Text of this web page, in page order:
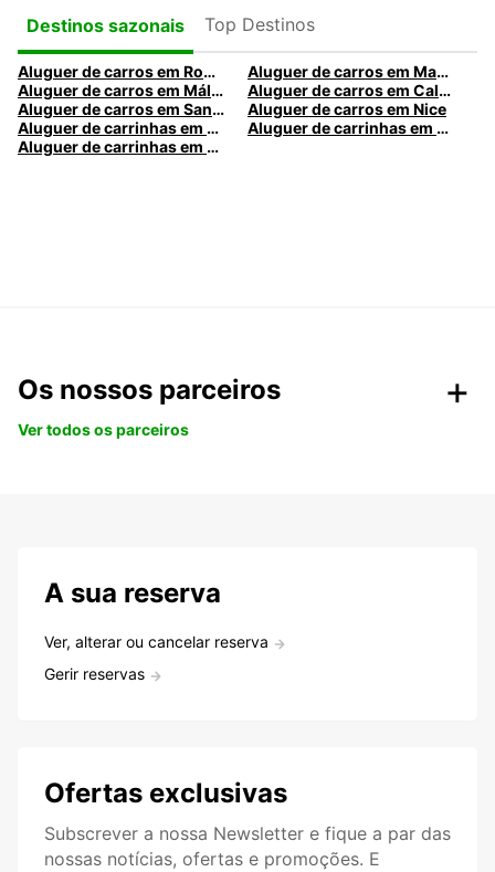
Destinos sazonais
Top Destinos
Aluguer de carros em Roma
Aluguer de carros em Madrid
Aluguer de carros em Málaga
Aluguer de carros em Caldas da Rainha
Aluguer de carros em Santa Maria da Feira
Aluguer de carros em Nice
Aluguer de carrinhas em Nice
Aluguer de carrinhas em Santa Maria da Feira
Aluguer de carrinhas em Caldas da Rainha
Os nossos parceiros
Ver todos os parceiros
A sua reserva
Ver, alterar ou cancelar reserva
Gerir reservas
Ofertas exclusivas
Subscrever a nossa Newsletter e fique a par das
nossas notícias, ofertas e promoções. E